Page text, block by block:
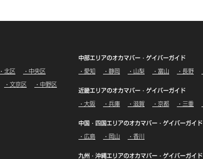
・北区 ・中央区
・文京区 ・中野区
中部エリアのオカマバー・ゲイバーガイド
・愛知 ・静岡 ・山梨 ・富山 ・長野
近畿エリアのオカマバー・ゲイバーガイド
・大阪 ・兵庫 ・滋賀 ・京都 ・三重
中国・四国エリアのオカマバー・ゲイバーガイド
・広島 ・岡山 ・香川
九州・沖縄エリアのオカマバー・ゲイバーガイド